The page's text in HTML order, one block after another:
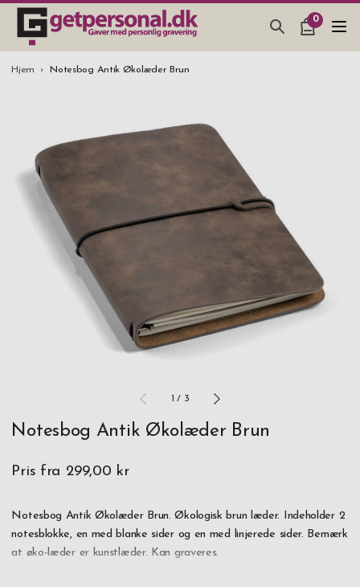
0
GAVEARTIKLAR & TING
SMYKKER & ACCESSORIES
GAVEIDEER
BRYLLUPSGAVE 2026
STUDENTERGAVE 2026
Hjem Notesbog Antik Økolæder Brun
1 / 3
Notesbog Antik Økolæder Brun
Pris fra 299,00 kr
Notesbog Antik Økolæder Brun. Økologisk brun læder. Indeholder 2
notesblokke, en med blanke sider og en med linjerede sider. Bemærk
at øko-læder er kunstlæder. Kan graveres.